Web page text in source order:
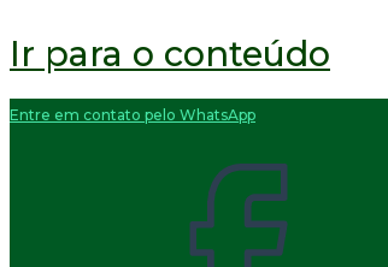
Ir para o conteúdo
Entre em contato pelo WhatsApp